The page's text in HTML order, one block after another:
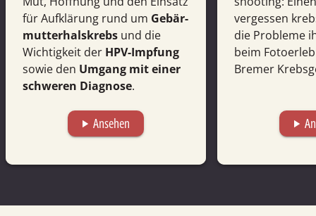
für Auf­klärung rund um Gebär­
mutter­hals­krebs und die
Wichtig­keit der HPV-Impfung
sowie den Umgang mit einer
schweren Diagnose.
play_arrow Ansehen
vergessen
die Probleme
beim
Bremer
play_arrow